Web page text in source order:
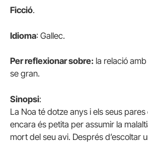
Ficció.
Idioma: Gallec.
Per reflexionar sobre: la relació
se gran.
Sinopsi:
La Noa té dotze anys i els seus
encara és petita per assumir la
mort del seu avi. Després d’escoltar